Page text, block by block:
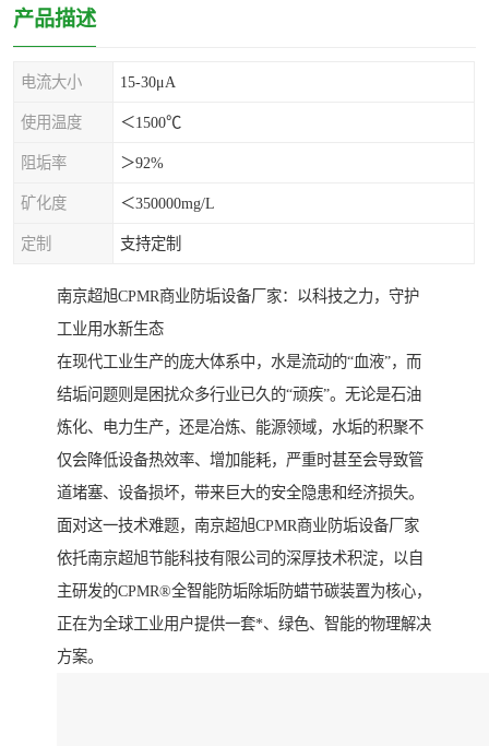
产品描述
电流大小 15-30μA
使用温度 ＜1500℃
阻垢率 ＞92%
矿化度 ＜350000mg/L
定制 支持定制
南京超旭CPMR商业防垢设备厂家：以科技之力，守护
工业用水新生态
在现代工业生产的庞大体系中，水是流动的“血液”，而
结垢问题则是困扰众多行业已久的“顽疾”。无论是石油
炼化、电力生产，还是冶炼、能源领域，水垢的积聚不
仅会降低设备热效率、增加能耗，严重时甚至会导致管
道堵塞、设备损坏，带来巨大的安全隐患和经济损失。
面对这一技术难题，南京超旭CPMR商业防垢设备厂家
依托南京超旭节能科技有限公司的深厚技术积淀，以自
主研发的CPMR®全智能防垢除垢防蜡节碳装置为核心，
正在为全球工业用户提供一套*、绿色、智能的物理解决
方案。